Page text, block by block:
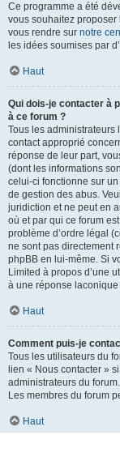
Ce programme a été
vous souhaitez proposer
vous rendre sur notre
les idées soumises par
Haut
Qui dois-je contacter à
à ce forum ?
Tous les administrateurs
contact approprié
réponse de leur part,
(dont les informations
celui-ci fonctionne sur
de gestion des abus.
juridiction et ne peut en
où et par qui ce forum
problème d’ordre légal
ne sont pas directement
phpBB en lui-même. Si
Limited à propos d’une
à une réponse
Haut
Comment puis-je
Tous les utilisateurs du
lien « Nous contacter »
administrateurs du forum.
Les membres du forum
Haut